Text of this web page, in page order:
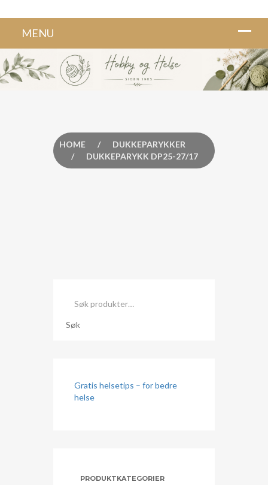
HOME /
DUKKEPARYKKER
/
DUKKEPARYKK DP25-27/17
etter:
Søk
Gratis helsetips – for bedre
helse
PRODUKTKATEGORIER